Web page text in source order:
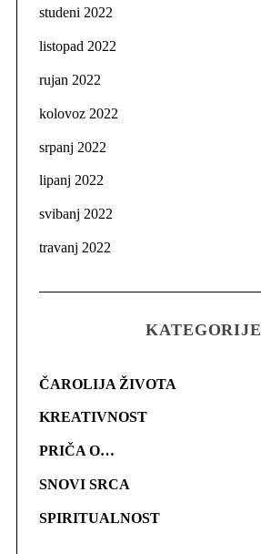
studeni 2022
listopad 2022
rujan 2022
kolovoz 2022
srpanj 2022
lipanj 2022
svibanj 2022
travanj 2022
KATEGORIJE
ČAROLIJA ŽIVOTA
KREATIVNOST
PRIČA O…
SNOVI SRCA
SPIRITUALNOST